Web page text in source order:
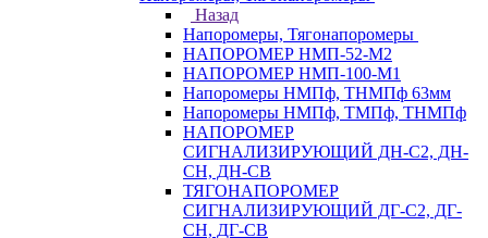
Назад
Напоромеры, Тягонапоромеры
НАПОРОМЕР НМП-52-М2
НАПОРОМЕР НМП-100-М1
Напоромеры НМПф, ТНМПф 63мм
Напоромеры НМПф, ТМПф, ТНМПф
НАПОРОМЕР
СИГНАЛИЗИРУЮЩИЙ ДН-С2, ДН-
СН, ДН-СВ
ТЯГОНАПОРОМЕР
СИГНАЛИЗИРУЮЩИЙ ДГ-С2, ДГ-
СН, ДГ-СВ